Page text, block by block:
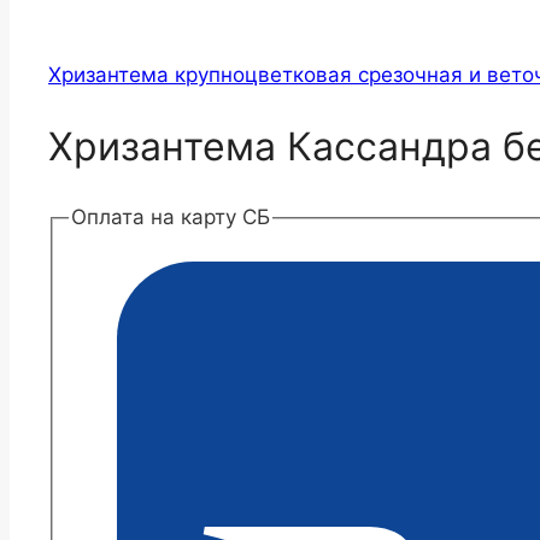
Хризантема крупноцветковая срезочная и
Хризантема Кассандра
Оплата на карту СБ